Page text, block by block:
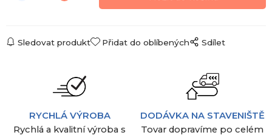
Sledovat produkt Přidat do oblíbených Sdílet
RYCHLÁ VÝROBA
Rychlá a kvalitní výroba s
DODÁVKA NA STAVENIŠTĚ
Tovar dopravíme po celém